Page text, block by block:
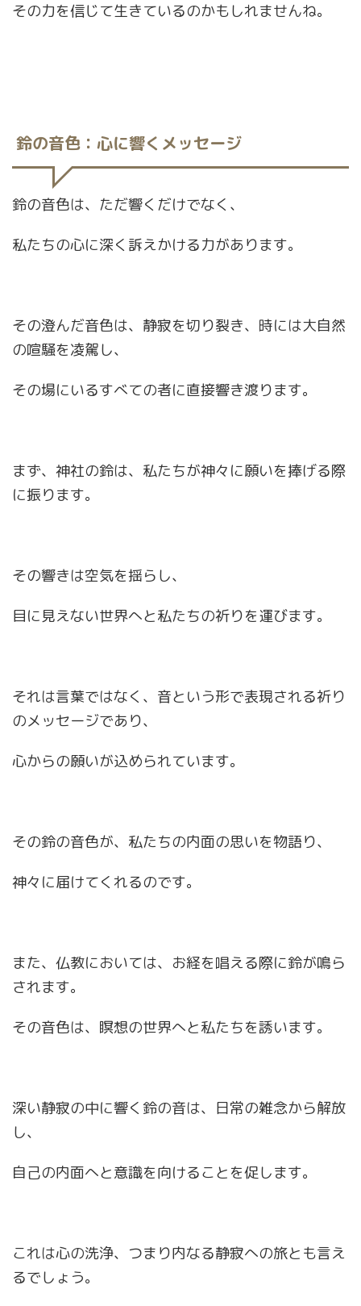
その力を信じて生きているのかもしれませんね。
鈴の音色：心に響くメッセージ
鈴の音色は、ただ響くだけでなく、
私たちの心に深く訴えかける力があります。
その澄んだ音色は、静寂を切り裂き、時には大自然
の喧騒を凌駕し、
その場にいるすべての者に直接響き渡ります。
まず、神社の鈴は、私たちが神々に願いを捧げる際
に振ります。
その響きは空気を揺らし、
目に見えない世界へと私たちの祈りを運びます。
それは言葉ではなく、音という形で表現される祈り
のメッセージであり、
心からの願いが込められています。
その鈴の音色が、私たちの内面の思いを物語り、
神々に届けてくれるのです。
また、仏教においては、お経を唱える際に鈴が鳴ら
されます。
その音色は、瞑想の世界へと私たちを誘います。
深い静寂の中に響く鈴の音は、日常の雑念から解放
し、
自己の内面へと意識を向けることを促します。
これは心の洗浄、つまり内なる静寂への旅とも言え
るでしょう。